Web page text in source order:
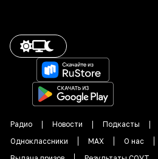
Радио Новости Подкасты
Одноклассники
MAX О нас